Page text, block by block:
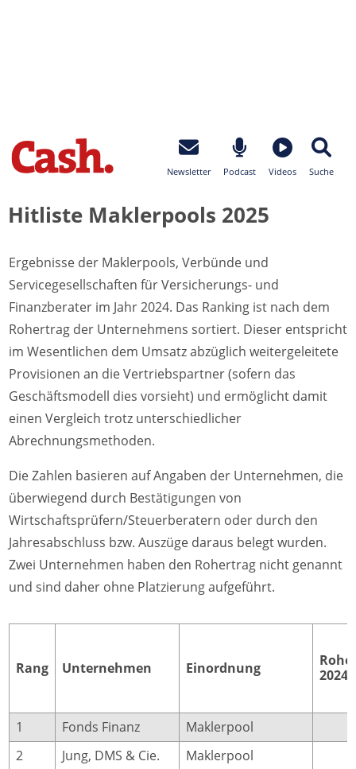
Newsletter Podcast Videos Suche
Hitliste Maklerpools 2025
Ergebnisse der Maklerpools, Verbünde und
Servicegesellschaften für Versicherungs- und
Finanzberater im Jahr 2024. Das Ranking ist nach dem
Rohertrag der Unternehmens sortiert. Dieser entspricht
im Wesentlichen dem Umsatz abzüglich weitergeleitete
Provisionen an die Vertriebspartner (sofern das
Geschäftsmodell dies vorsieht) und ermöglicht damit
einen Vergleich trotz unterschiedlicher
Abrechnungsmethoden.
Die Zahlen basieren auf Angaben der Unternehmen, die
überwiegend durch Bestätigungen von
Wirtschaftsprüfern/Steuerberatern oder durch den
Jahresabschluss bzw. Auszüge daraus belegt wurden.
Zwei Unternehmen haben den Rohertrag nicht genannt
und sind daher ohne Platzierung aufgeführt.
Rang Unternehmen Einordnung
2024
1 Fonds Finanz Maklerpool
2
Jung, DMS & Cie. Maklerpool